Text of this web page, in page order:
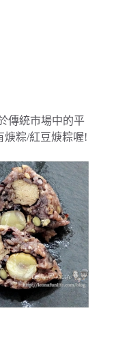
傳統市場中的平
焿粽/紅豆焿粽喔!